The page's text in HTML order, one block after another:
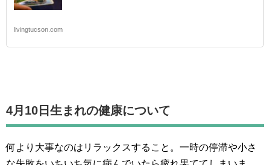
livingtucson.com
4月10日生まれの健康について
何より大事なのはリラックスすること。一時の停滞や小さ